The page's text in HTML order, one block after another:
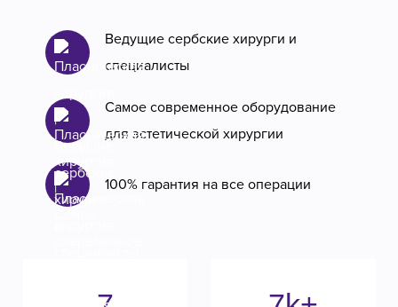
Ведущие сербские хирурги и
специалисты
Самое современное оборудование
для эстетической хирургии
100% гарантия на все операции